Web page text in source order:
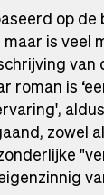
op
is veel
van
roman is
zowel